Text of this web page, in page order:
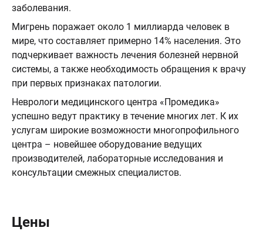
заболевания.
Мигрень поражает около 1 миллиарда человек в
мире, что составляет примерно 14% населения. Это
подчеркивает важность лечения болезней нервной
системы, а также необходимость обращения к врачу
при первых признаках патологии.
Неврологи медицинского центра «Промедика»
успешно ведут практику в течение многих лет. К их
услугам широкие возможности многопрофильного
центра – новейшее оборудование ведущих
производителей, лабораторные исследования и
консультации смежных специалистов.
Цены